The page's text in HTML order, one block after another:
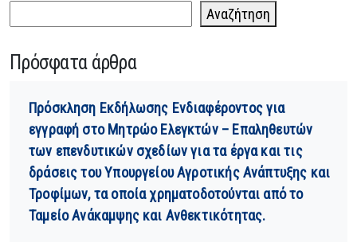
Αναζήτηση
Πρόσφατα άρθρα
Πρόσκληση Εκδήλωσης Ενδιαφέροντος για
εγγραφή στο Μητρώο Ελεγκτών – Επαληθευτών
των επενδυτικών σχεδίων για τα έργα και τις
δράσεις του Υπουργείου Αγροτικής Ανάπτυξης και
Τροφίμων, τα οποία χρηματοδοτούνται από το
Ταμείο Ανάκαμψης και Ανθεκτικότητας.